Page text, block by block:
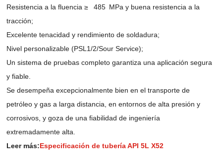
Resistencia a la fluencia ≥ 485 MPa y buena resistencia a la
tracción;
Excelente tenacidad y rendimiento de soldadura;
Nivel personalizable (PSL1/2/Sour Service);
Un sistema de pruebas completo garantiza una aplicación segura
y fiable.
Se desempeña excepcionalmente bien en el transporte de
petróleo y gas a larga distancia, en entornos de alta presión y
corrosivos, y goza de una fiabilidad de ingeniería
extremadamente alta.
Leer más:Especificación de tubería API 5L X52